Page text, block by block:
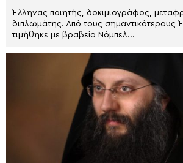
Έλληνας ποιητής, δοκιμιογράφος,
διπλωμάτης. Από τους σημαντικότερους
τιμήθηκε με βραβείο Νόμπελ...